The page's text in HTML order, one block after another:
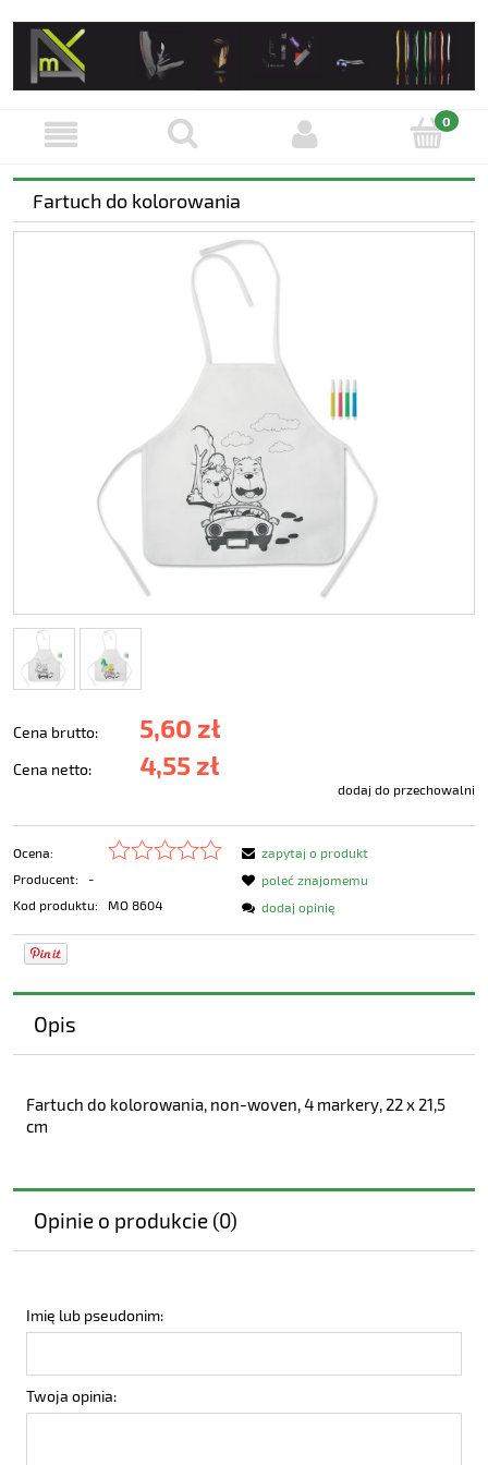
Fartuch do kolorowania
Cena brutto: 5,60 zł
Cena netto: 4,55 zł
dodaj do przechowalni
Ocena:
Producent:
-
Kod produktu:
MO 8604
zapytaj o produkt
poleć znajomemu
dodaj opinię
Opis
Fartuch do kolorowania, non-woven, 4 markery, 22 x 21,5
cm
Opinie o produkcie (0)
Imię lub pseudonim:
Twoja opinia: